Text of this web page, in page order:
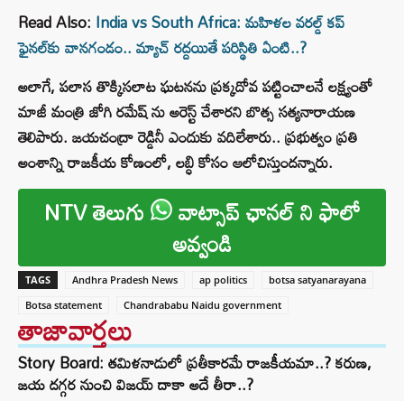
Read Also: India vs South Africa: మహిళల వరల్డ్ కప్
ఫైనల్‌కు వానగండం.. మ్యాచ్ రద్దయితే పరిస్థితి ఏంటి..?
అలాగే, పలాస తొక్కిసలాట ఘటనను ప్రక్కదోవ పట్టించాలనే లక్ష్యంతో
మాజీ మంత్రి జోగి రమేష్ ను అరెస్ట్ చేశారని బొత్స సత్యనారాయణ
తెలిపారు. జయచంద్రా రెడ్డినీ ఎందుకు వదిలేశారు.. ప్రభుత్వం ప్రతి
అంశాన్ని రాజకీయ కోణంలో, లబ్ధి కోసం ఆలోచిస్తుందన్నారు.
NTV తెలుగు వాట్సాప్ ఛానల్ ని ఫాలో
అవ్వండి
TAGS Andhra Pradesh News ap politics
botsa satyanarayana
Botsa statement
Chandrababu Naidu government
తాజావార్తలు
Story Board: తమిళనాడులో ప్రతీకారమే రాజకీయమా..? కరుణ,
జయ దగ్గర నుంచి విజయ్ దాకా అదే తీరా..?